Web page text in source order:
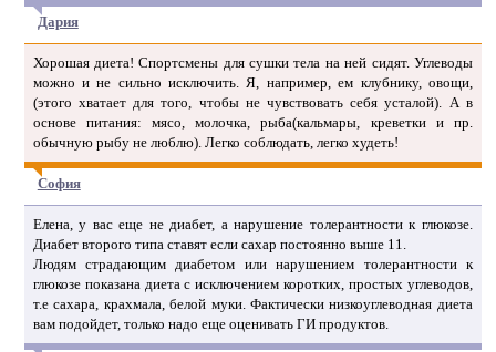
Дария
Хорошая диета! Спортсмены для сушки тела на ней сидят. Углеводы
можно и не сильно исключить. Я, например, ем клубнику, овощи,
(этого хватает для того, чтобы не чувствовать себя усталой). А в
основе питания: мясо, молочка, рыба(кальмары, креветки и пр.
обычную рыбу не люблю). Легко соблюдать, легко худеть!
София
Елена, у вас еще не диабет, а нарушение толерантности к глюкозе.
Диабет второго типа ставят если сахар постоянно выше 11.
Людям страдающим диабетом или нарушением толерантности к
глюкозе показана диета с исключением коротких, простых углеводов,
т.е сахара, крахмала, белой муки. Фактически низкоуглеводная диета
вам подойдет, только надо еще оценивать ГИ продуктов.